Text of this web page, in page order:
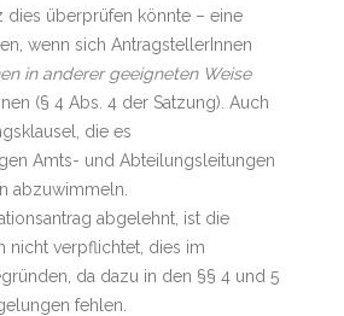
dies überprüfen könnte – eine
wenn sich AntragstellerInnen
in anderer geeigneten Weise
(§ 4 Abs. 4 der Satzung). Auch
die es
Amts- und Abteilungsleitungen
abzuwimmeln.
abgelehnt, ist die
nicht verpflichtet, dies im
da dazu in den §§ 4 und 5
fehlen.